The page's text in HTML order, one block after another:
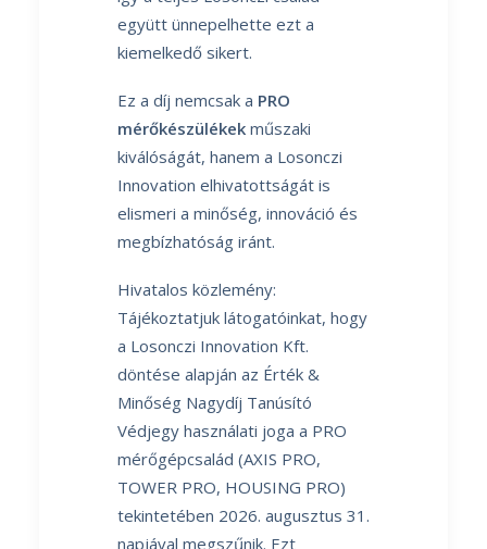
együtt ünnepelhette ezt a
kiemelkedő sikert.
Ez a díj nemcsak a PRO
mérőkészülékek műszaki
kiválóságát, hanem a Losonczi
Innovation elhivatottságát is
elismeri a minőség, innováció és
megbízhatóság iránt.
Hivatalos közlemény:
Tájékoztatjuk látogatóinkat, hogy
a Losonczi Innovation Kft.
döntése alapján az Érték &
Minőség Nagydíj Tanúsító
Védjegy használati joga a PRO
mérőgépcsalád (AXIS PRO,
TOWER PRO, HOUSING PRO)
tekintetében 2026. augusztus 31.
napjával megszűnik. Ezt